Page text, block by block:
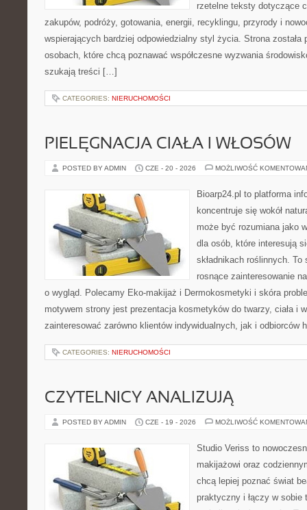
rzetelne teksty dotyczące
zakupów, podróży, gotowania, energii, recyklingu, przyrody i
wspierających bardziej odpowiedzialny styl życia. Strona została
osobach, które chcą poznawać współczesne wyzwania
szukają treści […]
CATEGORIES: NIERUCHOMOŚCI
PIELĘGNACJA CIAŁA I WŁOSÓW
POSTED BY ADMIN CZE - 20 - 2026 MOŻLIWOŚĆ
Bioarp24.pl to platforma
koncentruje się wokół
może być rozumiana jako
dla osób, które interesują
składnikach roślinnych.
rosnące zainteresowanie
o wygląd. Polecamy Eko-makijaż i Dermokosmetyki i skóra
motywem strony jest prezentacja kosmetyków do twarzy, ciała i
zainteresować zarówno klientów indywidualnych, jak i
CATEGORIES: NIERUCHOMOŚCI
CZYTELNICY ANALIZUJĄ
POSTED BY ADMIN CZE - 19 - 2026 MOŻLIWOŚĆ
Studio Veriss to
makijażowi oraz
chcą lepiej poznać świat
praktyczny i łączy w sobie